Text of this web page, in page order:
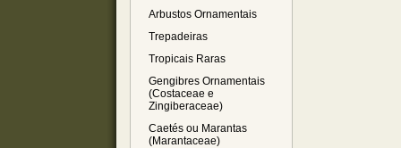
Arbustos Ornamentais
Trepadeiras
Tropicais Raras
Gengibres Ornamentais
(Costaceae e
Zingiberaceae)
Caetés ou Marantas
(Marantaceae)